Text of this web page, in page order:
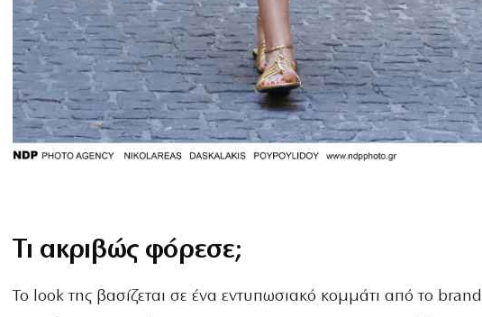
Τι ακριβώς φόρεσε;
Το look της βασίζεται σε ένα εντυπωσιακό κομμάτι από το brand